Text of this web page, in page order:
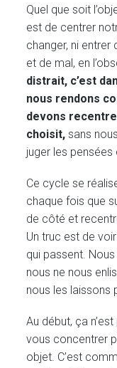
Quel que soit
est de centrer
changer, ni entrer
et de mal, en
distrait, c’est
nous rendons
devons
choisit,sans
juger les
Ce cycle se
chaque fois que
de côté et
Un truc est de
qui passent.
nous ne nous
nous les laissons
Au début, ça
vous concentrer
objet. C’est